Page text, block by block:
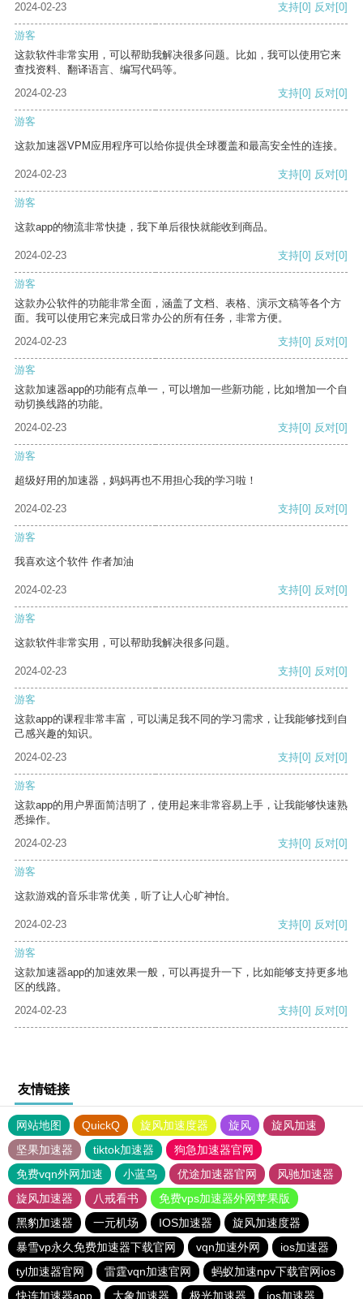
2024-02-23 支持[0] 反对[0]
游客
这款软件非常实用，可以帮助我解决很多问题。比如，我可以使用它来
查找资料、翻译语言、编写代码等。
2024-02-23
支持[0] 反对[0]
游客
这款加速器VPM应用程序可以给你提供全球覆盖和最高安全性的连接。
2024-02-23 支持[0] 反对[0]
游客
这款app的物流非常快捷，我下单后很快就能收到商品。
2024-02-23 支持[0] 反对[0]
游客
这款办公软件的功能非常全面，涵盖了文档、表格、演示文稿等各个方
面。我可以使用它来完成日常办公的所有任务，非常方便。
2024-02-23
支持[0] 反对[0]
游客
这款加速器app的功能有点单一，可以增加一些新功能，比如增加一个自
动切换线路的功能。
2024-02-23
支持[0] 反对[0]
游客
超级好用的加速器，妈妈再也不用担心我的学习啦！
2024-02-23 支持[0] 反对[0]
游客
我喜欢这个软件 作者加油
2024-02-23 支持[0] 反对[0]
游客
这款软件非常实用，可以帮助我解决很多问题。
2024-02-23 支持[0] 反对[0]
游客
这款app的课程非常丰富，可以满足我不同的学习需求，让我能够找到自
己感兴趣的知识。
2024-02-23
支持[0] 反对[0]
游客
这款app的用户界面简洁明了，使用起来非常容易上手，让我能够快速熟
悉操作。
2024-02-23
支持[0] 反对[0]
游客
这款游戏的音乐非常优美，听了让人心旷神怡。
2024-02-23 支持[0] 反对[0]
游客
这款加速器app的加速效果一般，可以再提升一下，比如能够支持更多地
区的线路。
2024-02-23
支持[0] 反对[0]
友情链接
网站地图 QuickQ 旋风加速度器 旋风
旋风加速
坚果加速器
tiktok加速器
狗急加速器官网
免费vqn外网加速
小蓝鸟 优途加速器官网
风驰加速器
旋风加速器
八戒看书
免费vps加速器外网苹果版
黑豹加速器
一元机场 IOS加速器
旋风加速度器
暴雪vp永久免费加速器下载官网
vqn加速外网
ios加速器
tyl加速器官网
雷霆vqn加速官网
蚂蚁加速npv下载官网ios
快连加速器app
大象加速器 极光加速器 ios加速器